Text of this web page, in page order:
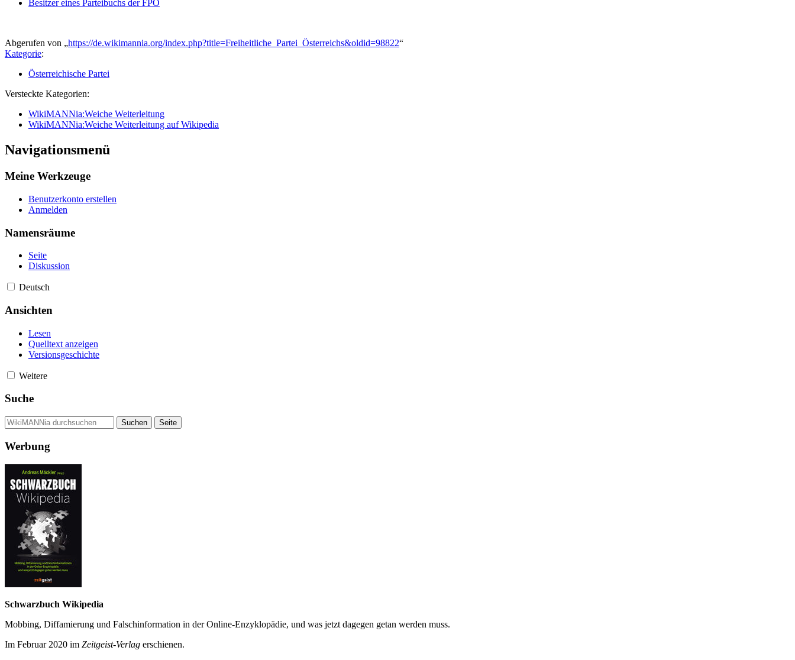
Besitzer eines Parteibuchs der FPÖ
Abgerufen von „https://de.wikimannia.org/index.php?title=Freiheitliche_Partei_Österreichs&oldid=98822“
Kategorie:
Österreichische Partei
Versteckte Kategorien:
WikiMANNia:Weiche Weiterleitung
WikiMANNia:Weiche Weiterleitung auf Wikipedia
Navigationsmenü
Meine Werkzeuge
Benutzerkonto erstellen
Anmelden
Namensräume
Seite
Diskussion
Deutsch
Ansichten
Lesen
Quelltext anzeigen
Versionsgeschichte
Weitere
Suche
Werbung
Schwarzbuch Wikipedia
Mobbing, Diffamierung und Falsch­information in der Online-Enzyklo­pädie, und was jetzt da­gegen getan werden muss.
Im Februar 2020 im Zeit­geist-Verlag erschienen.